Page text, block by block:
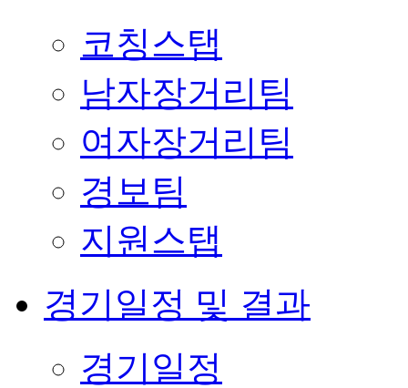
코칭스탭
남자장거리팀
여자장거리팀
경보팀
지원스탭
경기일정 및 결과
경기일정